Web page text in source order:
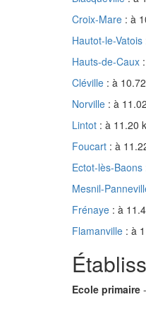
Croix-Mare : à
Hautot-le-Vatois
Hauts-de-Caux
Cléville : à
Norville : à
Lintot : à 11.20
Foucart : à
Ectot-lès-Baons
Mesnil-
Frénaye : à
Flamanville : à
Ecole primaire